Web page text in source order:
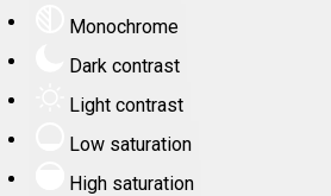
Monochrome
Dark contrast
Light contrast
Low saturation
High saturation